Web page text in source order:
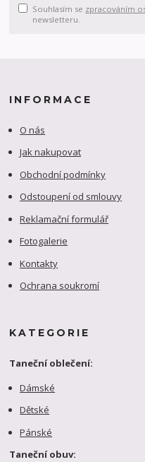
Souhlasím se zpracováním
newsletteru.
INFORMACE
O nás
Jak nakupovat
Obchodní podmínky
Odstoupení od smlouvy
Reklamační formulář
Fotogalerie
Kontakty
Ochrana soukromí
KATEGORIE
Taneční oblečení:
Dámské
Dětské
Pánské
Taneční obuv: